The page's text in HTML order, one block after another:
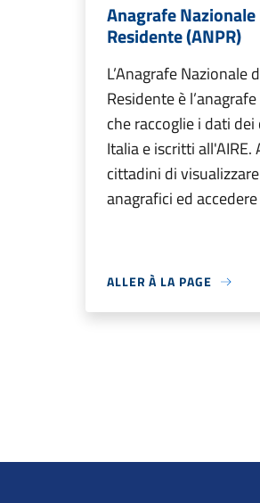
Anagrafe
Residente (ANPR)
L’Anagrafe Nazionale
Residente è
che raccoglie i dati
Italia e iscritti all'AIRE.
cittadini di
anagrafici ed
ALLER À LA PAGE